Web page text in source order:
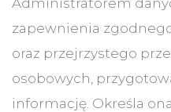
zapewnienia
oraz przejrzystego
osobowych,
informację. Określa